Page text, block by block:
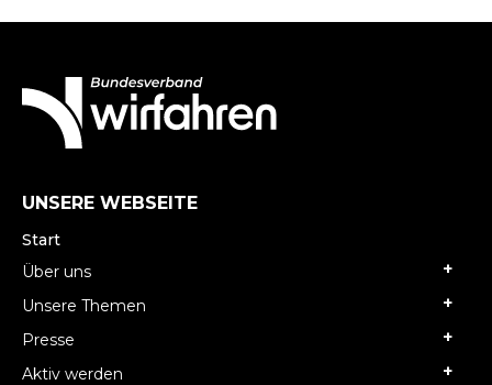
UNSERE WEBSEITE
Start
Über uns
Unsere Themen
Presse
Aktiv werden